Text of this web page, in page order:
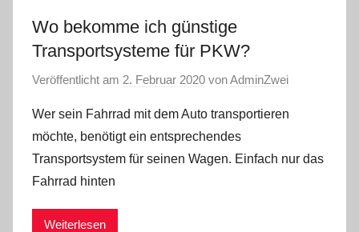
Wo bekomme ich günstige
Transportsysteme für PKW?
Veröffentlicht am 2. Februar 2020 vonAdminZwei
Wer sein Fahrrad mit dem Auto transportieren
möchte, benötigt ein entsprechendes
Transportsystem für seinen Wagen. Einfach nur das
Fahrrad hinten
Weiterlesen